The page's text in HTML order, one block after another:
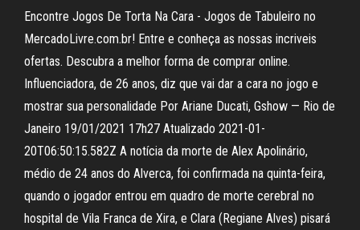
Encontre Jogos De Torta Na Cara - Jogos de Tabuleiro no
MercadoLivre.com.br! Entre e conheça as nossas incriveis
ofertas. Descubra a melhor forma de comprar online.
Influenciadora, de 26 anos, diz que vai dar a cara no jogo e
mostrar sua personalidade Por Ariane Ducati, Gshow — Rio de
Janeiro 19/01/2021 17h27 Atualizado 2021-01-
20T06:50:15.582Z A notícia da morte de Alex Apolinário,
médio de 24 anos do Alverca, foi confirmada na quinta-feira,
quando o jogador entrou em quadro de morte cerebral no
hospital de Vila Franca de Xira, e Clara (Regiane Alves) pisará